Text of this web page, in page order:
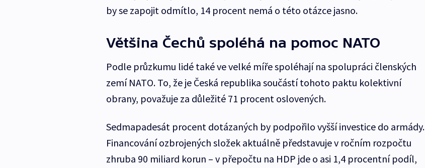
by se zapojit odmítlo, 14 procent nemá o této otázce jasno.
Většina Čechů spoléhá na pomoc NATO
Podle průzkumu lidé také ve velké míře spoléhají na spolupráci členských
zemí NATO. To, že je Česká republika součástí tohoto paktu kolektivní
obrany, považuje za důležité 71 procent oslovených.
Sedmapadesát procent dotázaných by podpořilo vyšší investice do armády.
Financování ozbrojených složek aktuálně představuje v ročním rozpočtu
zhruba 90 miliard korun – v přepočtu na HDP jde o asi 1,4 procentní podíl,